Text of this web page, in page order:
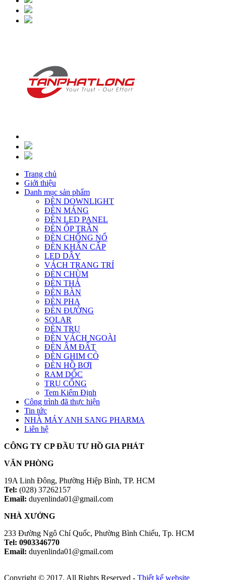
Trang chủ
Giới thiệu
Danh mục sản phẩm
ĐÈN DOWNLIGHT
ĐÈN MÁNG
ĐÈN LED PANEL
ĐÈN ỐP TRẦN
ĐÈN CHỐNG NỔ
ĐÈN KHẨN CẤP
LED DÂY
VÁCH TRANG TRÍ
ĐÈN CHÙM
ĐÈN THẢ
ĐÈN BÀN
ĐÈN PHA
ĐÈN ĐƯỜNG
SOLAR
ĐÈN TRỤ
ĐÈN VÁCH NGOÀI
ĐÈN ÂM ĐẤT
ĐÈN GHIM CỎ
ĐÈN HỒ BƠI
RAM DỐC
TRỤ CỔNG
Tem Kiểm Định
Công trình đã thực hiện
Tin tức
NHÀ MÁY ANH SANG PHARMA
Liên hệ
CÔNG TY CP ĐẦU TƯ HỒ GIA PHÁT
VĂN PHÒNG
19A Linh Đông, Phường Hiệp Bình, TP. HCM
Tel: (028) 37262157
Email: duyenlinda01@gmail.com
NHÀ XƯỞNG
233 Đường Ngô Chí Quốc, Phường Bình Chiểu, Tp. HCM
Tel: 0903346770
Email: duyenlinda01@gmail.com
Copyright © 2017. All Rights Reserved - Thiết kế website